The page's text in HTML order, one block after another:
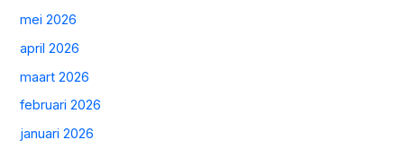
mei 2026
april 2026
maart 2026
februari 2026
januari 2026